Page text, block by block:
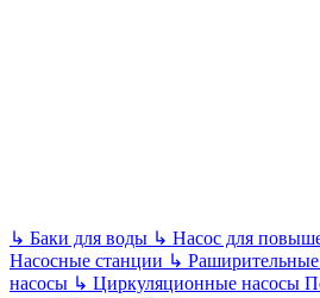
↳ Баки для воды ↳ Насос для
Насосные станции ↳
насосы ↳ Циркуляционные насосы